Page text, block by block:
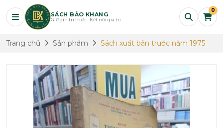
SÁCH BẢO KHANG
Giữ gìn tri thức - Kết nối giá trị
0
Trang chủ Sản phẩm Sách xuất bản trước năm 1975